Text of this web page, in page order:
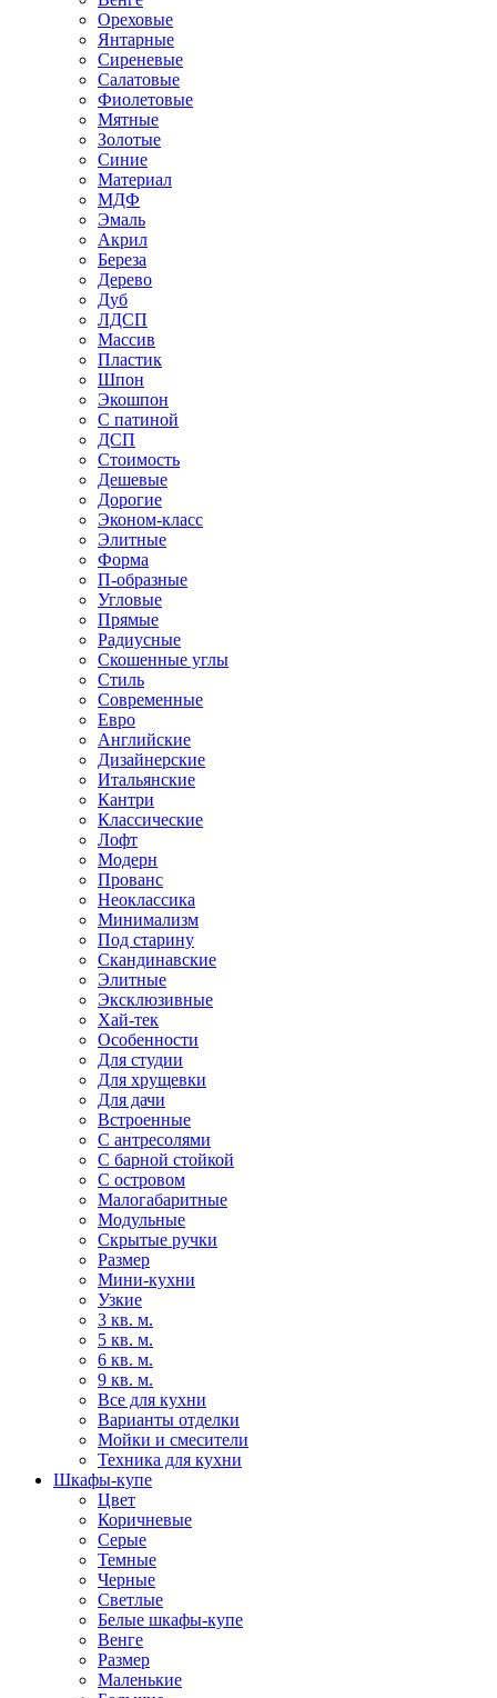
Ореховые
Янтарные
Сиреневые
Салатовые
Фиолетовые
Мятные
Золотые
Синие
Материал
МДФ
Эмаль
Акрил
Береза
Дерево
Дуб
ЛДСП
Массив
Пластик
Шпон
Экошпон
С патиной
ДСП
Стоимость
Дешевые
Дорогие
Эконом-класс
Элитные
Форма
П-образные
Угловые
Прямые
Радиусные
Скошенные углы
Стиль
Современные
Евро
Английские
Дизайнерские
Итальянские
Кантри
Классические
Лофт
Модерн
Прованс
Неоклассика
Минимализм
Под старину
Скандинавские
Элитные
Эксклюзивные
Хай-тек
Особенности
Для студии
Для хрущевки
Для дачи
Встроенные
С антресолями
С барной стойкой
С островом
Малогабаритные
Модульные
Скрытые ручки
Размер
Мини-кухни
Узкие
3 кв. м.
5 кв. м.
6 кв. м.
9 кв. м.
Все для кухни
Варианты отделки
Мойки и смесители
Техника для кухни
Шкафы-купе
Цвет
Коричневые
Серые
Темные
Черные
Светлые
Белые шкафы-купе
Венге
Размер
Маленькие